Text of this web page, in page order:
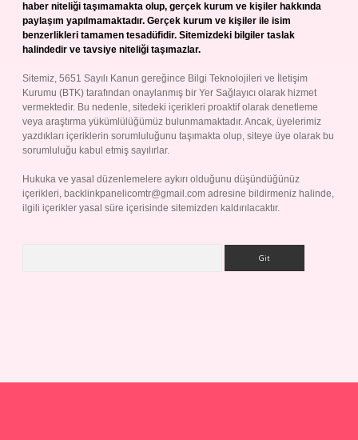
haber niteliği taşımamakta olup, gerçek kurum ve kişiler hakkında
paylaşım yapılmamaktadır. Gerçek kurum ve kişiler ile isim
benzerlikleri tamamen tesadüfidir. Sitemizdeki bilgiler taslak
halindedir ve tavsiye niteliği taşımazlar.
Sitemiz, 5651 Sayılı Kanun gereğince Bilgi Teknolojileri ve İletişim
Kurumu (BTK) tarafından onaylanmış bir Yer Sağlayıcı olarak hizmet
vermektedir. Bu nedenle, sitedeki içerikleri proaktif olarak denetleme
veya araştırma yükümlülüğümüz bulunmamaktadır. Ancak, üyelerimiz
yazdıkları içeriklerin sorumluluğunu taşımakta olup, siteye üye olarak bu
sorumluluğu kabul etmiş sayılırlar.
Hukuka ve yasal düzenlemelere aykırı olduğunu düşündüğünüz
içerikleri, backlinkpanelicomtr@gmail.com adresine bildirmeniz halinde,
ilgili içerikler yasal süre içerisinde sitemizden kaldırılacaktır.